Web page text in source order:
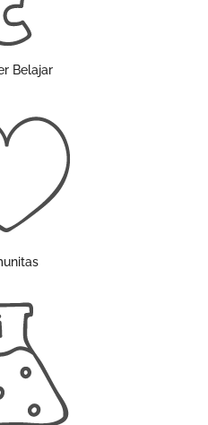
Belajar